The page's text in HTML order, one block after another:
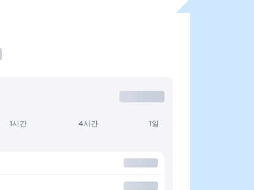
1시간 4시간 1일